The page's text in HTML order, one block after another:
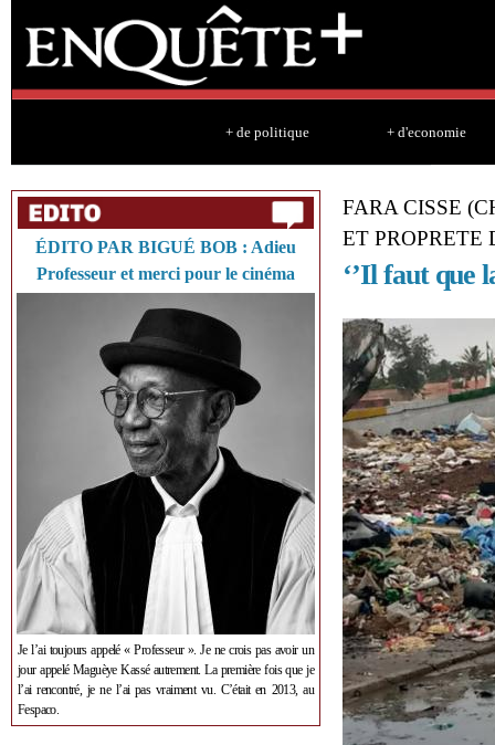
+ de politique + d'economie
ÉDITO PAR BIGUÉ BOB : Adieu
Professeur et merci pour le cinéma
Je l’ai toujours appelé « Professeur ». Je ne crois pas avoir un
jour appelé Maguèye Kassé autrement. La première fois que je
l’ai rencontré, je ne l’ai pas vraiment vu. C’était en 2013, au
Fespaco.
FARA CISSE
ET
‘’Il faut que